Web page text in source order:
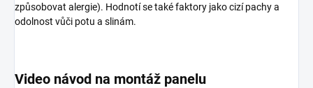
způsobovat alergie). Hodnotí se také faktory jako cizí pachy a
odolnost vůči potu a slinám.
Video návod na montáž panelu